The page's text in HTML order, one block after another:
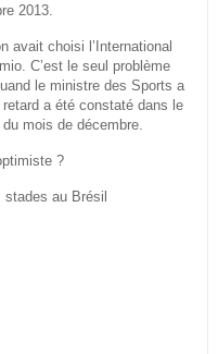
2013.
avait choisi l’International
C’est le seul problème
le ministre des Sports a
retard a été constaté dans le
mois de décembre.
?
au Brésil